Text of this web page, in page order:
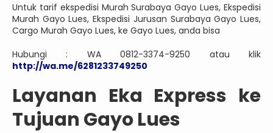
Untuk tarif ekspedisi Murah Surabaya Gayo Lues, Ekspedisi
Murah Gayo Lues, Ekspedisi Jurusan Surabaya Gayo Lues,
Cargo Murah Gayo Lues, ke Gayo Lues, anda bisa
Hubungi : WA 0812-3374-9250 atau klik
http://wa.me/6281233749250
Layanan Eka Express ke
Tujuan Gayo Lues